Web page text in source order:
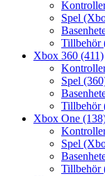
Spel
Tillbehör
Xbox 360 (411)
Spel
Tillbehör
Xbox One
Spel
Tillbehör